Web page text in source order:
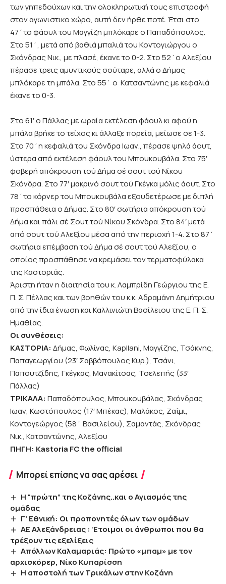
των γηπεδούχων και την ολοκληρωτική τους επιστροφή
στον αγωνιστικο χώρο, αυτή δεν ήρθε ποτέ. Έτσι στο
47΄το φάουλ του Μαγγίζη μπλόκαρε ο Παπαδόπουλος.
Στο 51΄, μετά από βαθιά μπαλιά του Κοντογιώργου ο
Σκόνδρας Νικ., με πλασέ, έκανε το 0-2. Στο 52΄ο Αλεξίου
πέρασε τρεις αμυντικούς σούταρε, αλλά ο Δήμας
μπλόκαρε τη μπάλα. Στο 55΄ ο Κατσαντώνης με κεφαλιά
έκανε το 0-3.
Στο 61′ ο Πάλλας με ωραία εκτέλεση φάουλ κι αφού η
μπάλα βρήκε το τείχος κι άλλαξε πορεία, μείωσε σε 1-3.
Στο 70΄η κεφαλιά του Σκόνδρα Ιωαν., πέρασε ψηλά άουτ,
ύστερα από εκτέλεση φάουλ του Μπουκουβάλα. Στο 75′
φοβερή απόκρουση τού Δήμα σέ σουτ τού Νίκου
Σκόνδρα. Στο 77′ μακρινό σουτ τού Γκέγκα μόλις άουτ. Στο
78΄το κόρνερ του Μπουκουβάλα εξουδετέρωσε με διπλή
προσπάθεια ο Δήμας. Στο 80′ σωτήρια απόκρουση τού
Δήμα και πάλι σέ Σουτ τού Νίκου Σκόνδρα. Στο 84′ μετά
από σουτ τού Αλεξίου μέσα από την περιοχή 1-4. Στο 87΄
σωτήρια επέμβαση τού Δήμα σέ σουτ τού Αλεξίου, ο
οποίος προσπάθησε να κρεμάσει τον τερματοφύλακα
της Καστοριάς.
Άριστη ήταν η διαιτησία του κ. Λαμπρίδη Γεώργιου της Ε.
Π. Σ. Πέλλας και των βοηθών του κ.κ. Αδραμάνη Δημήτριου
από την ίδια ένωση και Καλλινιώτη Βασίλειου της Ε. Π. Σ.
Ημαθίας.
Οι συνθέσεις:
ΚΑΣΤΟΡΙΑ: Δήμας, Φωλίνας, Kapllani, Μαγγίζης, Τσάκνης,
Παπαγεωργίου (23′ Σαββόπουλος Κυρ.), Τσάνι,
Παπουτζίδης, Γκέγκας, Μανακίτσας, Τσελεπής (33′
Πάλλας)
ΤΡΙΚΑΛΑ: Παπαδόπουλος, Μπουκουβάλας, Σκόνδρας
Ιωαν, Κωστόπουλος (17′ Μπέκας), Μαλάκος, Ζαΐμι,
Κοντογεώργος (58΄ Βασιλείου), Σαμαντάς, Σκόνδρας
Νικ., Κατσαντώνης, Αλεξίου
ΠΗΓΗ: Kastoria FC the official
Μπορεί επίσης να σας αρέσει
Η “πρώτη” της Κοζάνης..και ο Αγιασμός της
ομάδας
Γ’ Εθνική: Οι προπονητές όλων των ομάδων
ΑΕ Αλεξάνδρειας : Έτοιμοι οι άνθρωποι που θα
τρέξουν τις εξελίξεις
Απόλλων Καλαμαριάς: Πρώτο «μπαμ» με τον
αρχισκόρερ, Νίκο Κυπαρίσση
Η αποστολή των Τρικάλων στην Κοζάνη